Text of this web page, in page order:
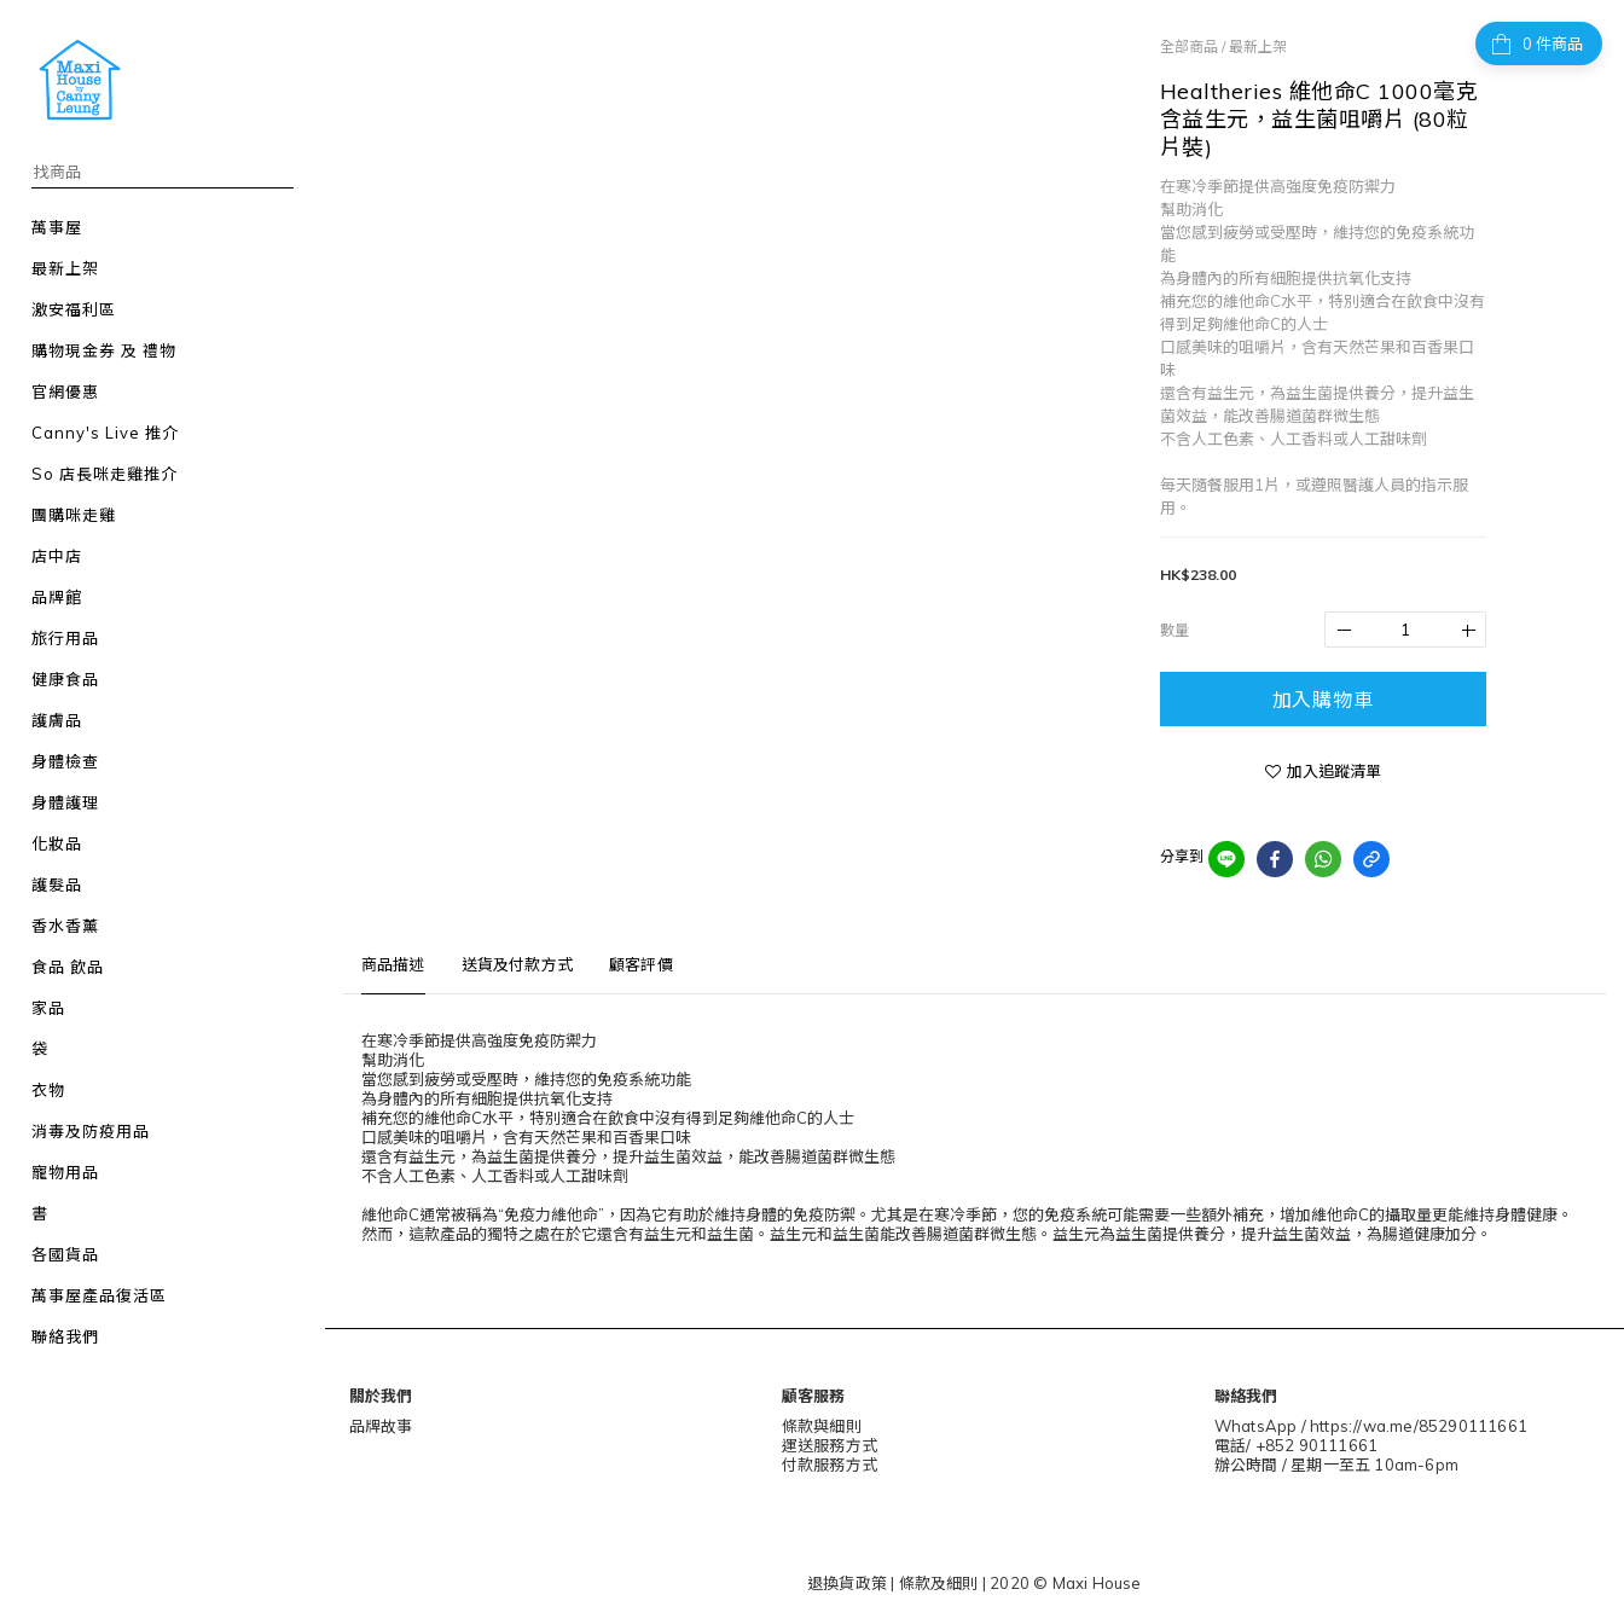
萬事屋
最新上架
激安福利區
購物現金券 及 禮物
官網優惠
Canny's Live 推介
So 店長咪走雞推介
團購咪走雞
店中店
品牌館
旅行用品
健康食品
護膚品
身體檢查
身體護理
化妝品
護髮品
香水香薰
食品 飲品
家品
袋
衣物
消毒及防疫用品
寵物用品
書
各國貨品
萬事屋產品復活區
聯絡我們
件商品
全部商品 /最新上架
Healtheries 維他命C 1000毫克
含益生元，益生菌咀嚼片 (80粒
片裝)
在寒冷季節提供高強度免疫防禦力
幫助消化
當您感到疲勞或受壓時，維持您的免疫系統功
能
為身體內的所有細胞提供抗氧化支持
補充您的維他命C水平，特別適合在飲食中沒有
得到足夠維他命C的人士
口感美味的咀嚼片，含有天然芒果和百香果口
味
還含有益生元，為益生菌提供養分，提升益生
菌效益，能改善腸道菌群微生態
不含人工色素、人工香料或人工甜味劑
每天隨餐服用1片，或遵照醫護人員的指示服
用。
HK$238.00
數量
加入購物車
加入追蹤清單
分享到
商品描述 送貨及付款方式 顧客評價
在寒冷季節提供高強度免疫防禦力
幫助消化
當您感到疲勞或受壓時，維持您的免疫系統功能
為身體內的所有細胞提供抗氧化支持
補充您的維他命C水平，特別適合在飲食中沒有得到足夠維他命C的人士
口感美味的咀嚼片，含有天然芒果和百香果口味
還含有益生元，為益生菌提供養分，提升益生菌效益，能改善腸道菌群微生態
不含人工色素、人工香料或人工甜味劑
維他命C通常被稱為“免疫力維他命”，因為它有助於維持身體的免疫防禦。尤其是在寒冷季節，您的免疫系統可能需要一些額外補充，增加維他命C的攝取量更能維持身體健康。
然而，這款產品的獨特之處在於它還含有益生元和益生菌。益生元和益生菌能改善腸道菌群微生態。益生元為益生菌提供養分，提升益生菌效益，為腸道健康加分。
關於我們
品牌故事
顧客服務
條款與細則
運送服務方式
付款服務方式
聯絡我們
WhatsApp / https://wa.me/85290111661
電話/ +852 90111661
辦公時間 / 星期一至五 10am-6pm
退換貨政策| 條款及細則 | 2020 © Maxi House